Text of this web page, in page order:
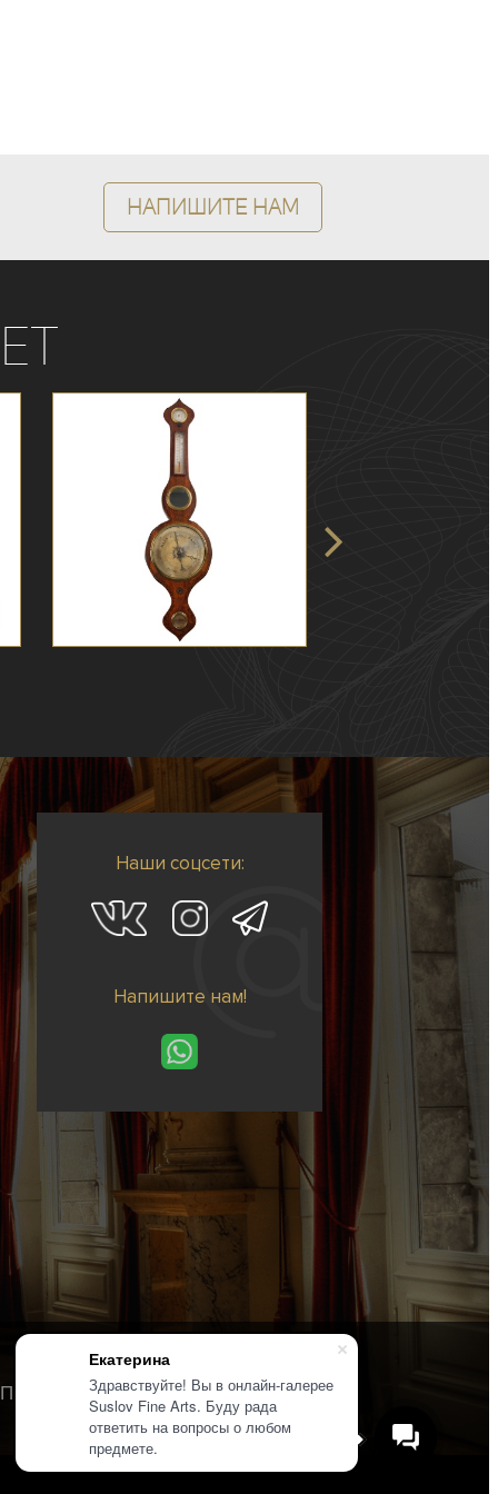
Екатерина
Здравствуйте! Вы в онлайн-галерее
Suslov Fine Arts. Буду рада
ответить на вопросы о любом
предмете.
Напишите нам
Наши соцсети:
Напишите нам!
Политика конфиденциальности